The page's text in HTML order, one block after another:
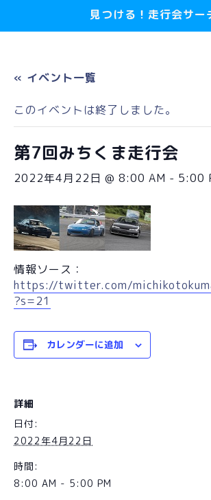
見つける！走行会サー
« イベント一覧
このイベントは終了しました。
第7回みちくま走行会
2022年4月22日 @ 8:00 AM - 5:00
情報ソース：
https://twitter.com/
?s=21
カレンダーに追加
詳細
日付:
2022年4月22日
時間:
8:00 AM - 5:00 PM